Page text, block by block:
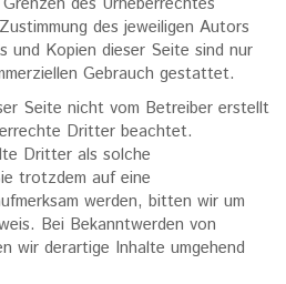
des jeweiligen Autors
und Kopien dieser Seite sind nur
Gebrauch gestattet.
Seite nicht vom Betreiber erstellt
Dritter beachtet.
Dritter als solche
trotzdem auf eine
werden, bitten wir um
Bei Bekanntwerden von
wir derartige Inhalte umgehend